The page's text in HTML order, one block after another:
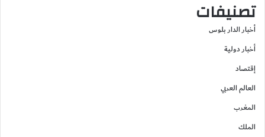
تصنيفات
أخبار الدار بلوس
أخبار دولية
إقتصاد
العالم العربي
المغرب
الملك